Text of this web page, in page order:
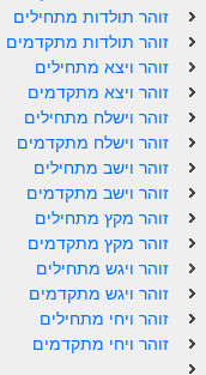
זוהר הקדוש בחוקותי למתקדמים
זוהר במדבר מתחילים
זוהר במדבר מתקדמים
זוהר נשא למתחילים
זוהר נשא למתקדמים
זוהר בהעלותך למתחילים
זוהר בהעלותך למתקדמים
זוהר שלח לך למתחילים
זוהר תולדות מתחילים
זוהר תולדות מתקדמים
זוהר ויצא מתחילים
זוהר ויצא מתקדמים
זוהר וישלח מתחילים
זוהר וישלח מתקדמים
זוהר וישב מתחילים
זוהר וישב מתקדמים
זוהר מקץ מתחילים
זוהר מקץ מתקדמים
זוהר ויגש מתחילים
זוהר ויגש מתקדמים
זוהר ויחי מתחילים
זוהר ויחי מתקדמים